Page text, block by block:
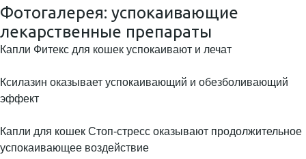
Фотогалерея: успокаивающие
лекарственные препараты
Капли Фитекс для кошек успокаивают и лечат
Ксилазин оказывает успокаивающий и обезболивающий
эффект
Капли для кошек Стоп-стресс оказывают продолжительное
успокаивающее воздействие